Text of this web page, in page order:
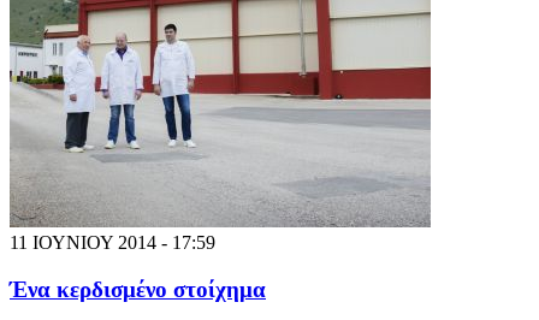
11 ΙΟΥΝΙΟΥ 2014 - 17:59
Ένα κερδισμένο στοίχημα